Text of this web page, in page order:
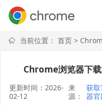
当前位置： 首页>
Chrome浏览器下
更新时间：2026-
02-12
来
源：
获
器